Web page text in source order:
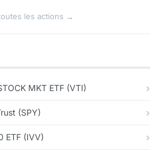
les actions →
MKT ETF (VTI)
(SPY)
ETF (IVV)